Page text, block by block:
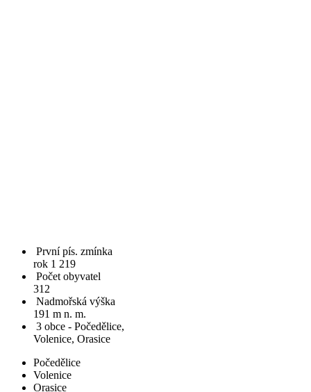
První pís. zmínka
rok 1 219
Počet obyvatel
312
Nadmořská výška
191 m n. m.
3 obce - Počedělice,
Volenice, Orasice
Počedělice
Volenice
Orasice